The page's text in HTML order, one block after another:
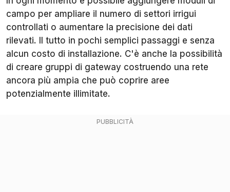
campo per ampliare il numero di settori irrigui
controllati o aumentare la precisione dei dati
rilevati. Il tutto in pochi semplici passaggi e senza
alcun costo di installazione. C'è anche la possibilità
di creare gruppi di gateway costruendo una rete
ancora più ampia che può coprire aree
potenzialmente illimitate.